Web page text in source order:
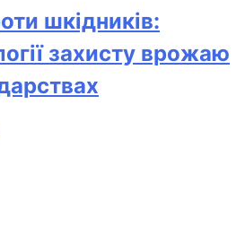
шкідників:
захисту врожаю